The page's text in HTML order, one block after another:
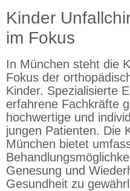
Kinder
im Fokus
In München steht die
Fokus der
Kinder. Spezialisierte
erfahrene Fachkräfte
hochwertige und
jungen Patienten. Die
München bietet
Genesung und
Gesundheit zu